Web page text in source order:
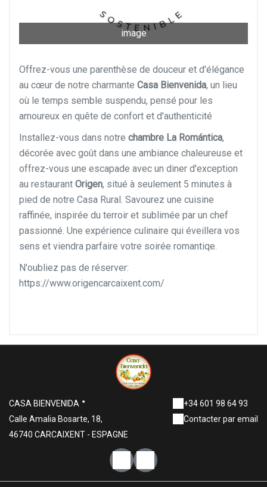
image
Offrez-vous une parenthèse de douceur et d'élégance
au cœur de notre charmante Casa Bienvenida, un lieu
où le temps semble suspendu, pensé pour les
amoureux en quête de confort et d'authenticité
Installez-vous dans notre chambre La Romántica,
décorée avec goût dans une ambiance chaleureuse et
offrez-vous une escapade avec un diner d'exception
au restaurant Origen, situé à seulement 5 minutes à
pied de notre Casa Rural. Savourez une cuisine
raffinée, inspirée du terroir et sublimée par un chef
passionné. Une expérience culinaire qui éveillera vos
sens et viendra parfaire votre soirée romantiqe.
N'oubliez pas de réserver:
https://www.origencarcaixent.com/
CASA BIENVENIDA
Calle Amalia Bosarte, 18,
46740 CARCAIXENT - ESPAGNE
+34 601 98 64 93
Contacter par email